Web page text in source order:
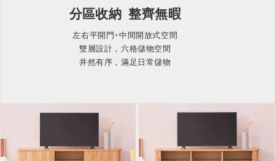
分區收納 整齊無暇
左右平開門+中間開放式空間
雙層設計，六格儲物空間
井然有序，滿足日常儲物